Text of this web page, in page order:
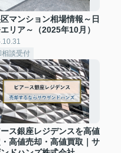
マンション相場情報～日
リア～（2025年10月）
相談受付
ス銀座レジデンスを高値
高値売却・高値買取｜サ